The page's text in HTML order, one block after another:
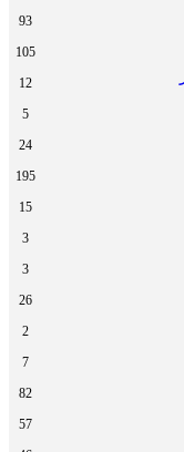
93
105
12
5
24
195
15
3
3
26
2
7
82
57